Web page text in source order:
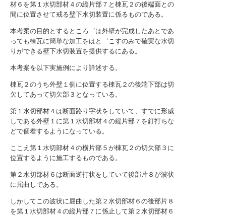
材６を第１水切部材４の縦片部７と棟瓦２の後端面との
間に位置させて戒る壁下水切装置に係るものである。
本考案の目的とするところ゛は外壁が完成したあとであ
っても棟瓦に簡単な加工をはと゛こすのみで確実な水切
りができる壁下水切装置を提供するにある。
本考案を以下実施例により詳述する。
棟瓦２のうち外壁１側に位置する棟瓦２の後端下部は切
欠してあって切欠部３となっている。
第１水切部材４は断面路り字状をしていて、すでに形威
しである外壁１に第１水切部材４の縦片部７を釘打ちな
どで個着するようになっている。
ここえ第１水切部材４の横片部５が棟瓦２の切欠部３に
位置するように施工するものである。
第２水切部材６は断面逆打状をしていて後部片８が波状
に屈曲しである。
しかしてこの波状に屈曲した第２水切部材６の後部片８
を第１水切部材４の縦片部７に係止して第２水切部材６